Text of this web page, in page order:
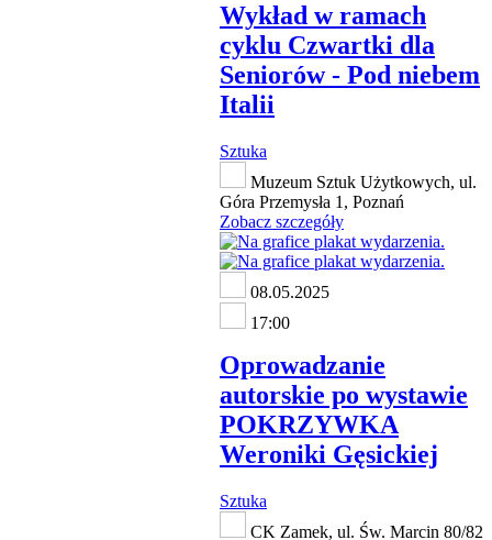
Wykład w ramach
cyklu Czwartki dla
Seniorów - Pod niebem
Italii
Sztuka
Muzeum Sztuk Użytkowych, ul.
Góra Przemysła 1, Poznań
Zobacz szczegóły
08.05.2025
17:00
Oprowadzanie
autorskie po wystawie
POKRZYWKA
Weroniki Gęsickiej
Sztuka
CK Zamek, ul. Św. Marcin 80/82